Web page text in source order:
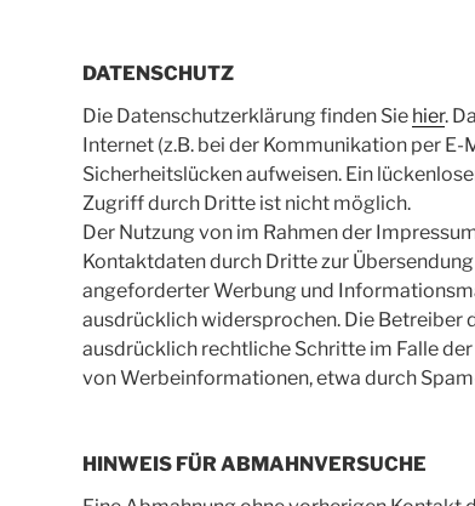
DATENSCHUTZ
Die Datenschutzerklärung finden Sie hier.
Internet (z.B. bei der Kommunikation per E-
Sicherheitslücken aufweisen. Ein
Zugriff durch Dritte ist nicht möglich.
Der Nutzung von im Rahmen der
Kontaktdaten durch Dritte zur
angeforderter Werbung und
ausdrücklich widersprochen. Die Betreiber
ausdrücklich rechtliche Schritte im Falle
von Werbeinformationen, etwa durch
HINWEIS FÜR ABMAHNVERSUCHE